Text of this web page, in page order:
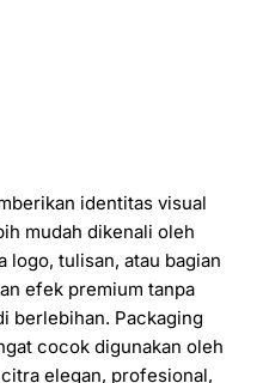
identitas visual
mudah dikenali oleh
logo, tulisan, atau bagian
efek premium tanpa
berlebihan. Packaging
cocok digunakan oleh
elegan, profesional,